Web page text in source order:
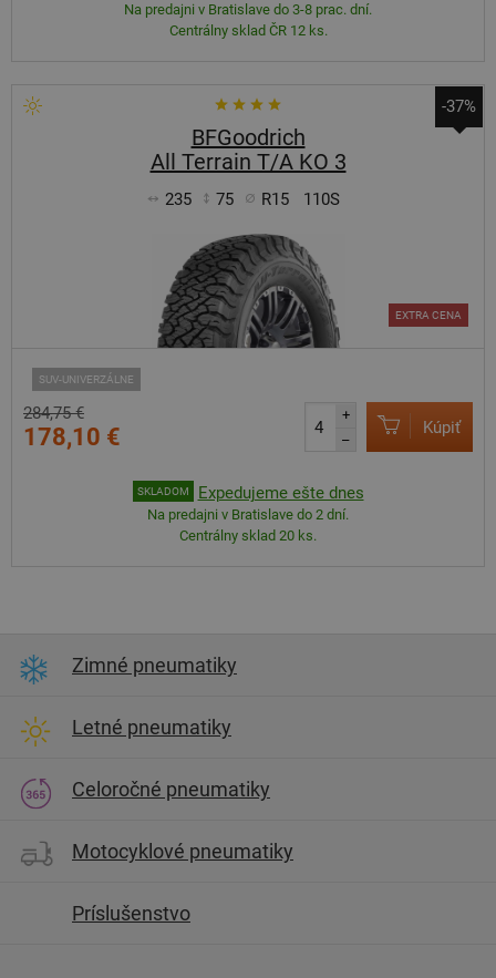
Na predajni v Bratislave do 3-8 prac. dní.
Centrálny sklad ČR 12 ks.
-37%
BFGoodrich
All Terrain T/A KO 3
235 75 R15 110S
SUV-UNIVERZÁLNE
EXTRA CENA
284,75 €
178,10 €
+
–
Kúpiť
SKLADOM Expedujeme ešte dnes
Na predajni v Bratislave do 2 dní.
Centrálny sklad 20 ks.
Zimné pneumatiky
Letné pneumatiky
Celoročné pneumatiky
Motocyklové pneumatiky
Príslušenstvo